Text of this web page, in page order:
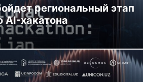
региональный этап
AI-хакатона